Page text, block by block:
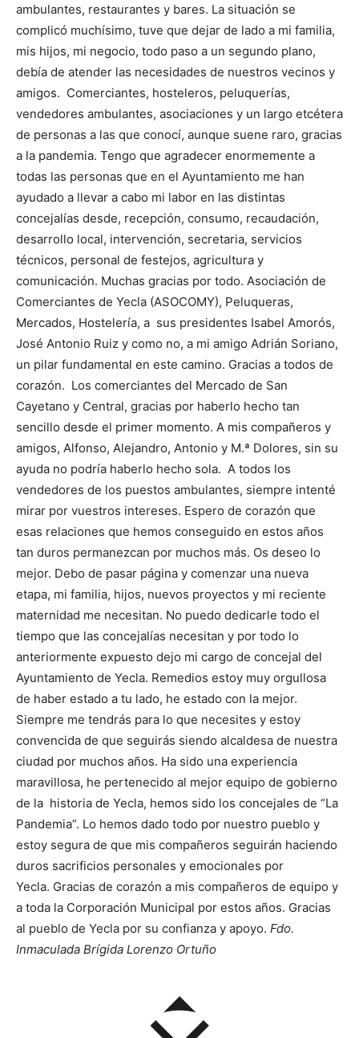
ambulantes, restaurantes y bares. La situación se
complicó muchísimo, tuve que dejar de lado a mi familia,
mis hijos, mi negocio, todo paso a un segundo plano,
debía de atender las necesidades de nuestros vecinos y
amigos. Comerciantes, hosteleros, peluquerías,
vendedores ambulantes, asociaciones y un largo etcétera
de personas a las que conocí, aunque suene raro, gracias
a la pandemia. Tengo que agradecer enormemente a
todas las personas que en el Ayuntamiento me han
ayudado a llevar a cabo mi labor en las distintas
concejalías desde, recepción, consumo, recaudación,
desarrollo local, intervención, secretaria, servicios
técnicos, personal de festejos, agricultura y
comunicación. Muchas gracias por todo. Asociación de
Comerciantes de Yecla (ASOCOMY), Peluqueras,
Mercados, Hostelería, a sus presidentes Isabel Amorós,
José Antonio Ruiz y como no, a mi amigo Adrián Soriano,
un pilar fundamental en este camino. Gracias a todos de
corazón. Los comerciantes del Mercado de San
Cayetano y Central, gracias por haberlo hecho tan
sencillo desde el primer momento. A mis compañeros y
amigos, Alfonso, Alejandro, Antonio y M.ª Dolores, sin su
ayuda no podría haberlo hecho sola. A todos los
vendedores de los puestos ambulantes, siempre intenté
mirar por vuestros intereses. Espero de corazón que
esas relaciones que hemos conseguido en estos años
tan duros permanezcan por muchos más. Os deseo lo
mejor. Debo de pasar página y comenzar una nueva
etapa, mi familia, hijos, nuevos proyectos y mi reciente
maternidad me necesitan. No puedo dedicarle todo el
tiempo que las concejalías necesitan y por todo lo
anteriormente expuesto dejo mi cargo de concejal del
Ayuntamiento de Yecla. Remedios estoy muy orgullosa
de haber estado a tu lado, he estado con la mejor.
Siempre me tendrás para lo que necesites y estoy
convencida de que seguirás siendo alcaldesa de nuestra
ciudad por muchos años. Ha sido una experiencia
maravillosa, he pertenecido al mejor equipo de gobierno
de la historia de Yecla, hemos sido los concejales de “La
Pandemia”. Lo hemos dado todo por nuestro pueblo y
estoy segura de que mis compañeros seguirán haciendo
duros sacrificios personales y emocionales por
Yecla. Gracias de corazón a mis compañeros de equipo y
a toda la Corporación Municipal por estos años. Gracias
al pueblo de Yecla por su confianza y apoyo. Fdo.
Inmaculada Brígida Lorenzo Ortuño